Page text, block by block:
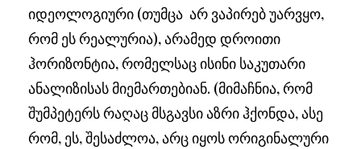
იდეოლოგიური (თუმცა არ ვაპირებ უარვყო,
რომ ეს რეალურია), არამედ დროითი
ჰორიზონტია, რომელსაც ისინი საკუთარი
ანალიზისას მიემართებიან. (მიმაჩნია, რომ
შუმპეტერს რაღაც მსგავსი აზრი ჰქონდა, ასე
რომ, ეს, შესაძლოა, არც იყოს ორიგინალური